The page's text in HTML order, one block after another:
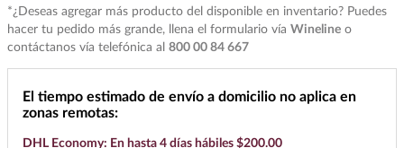
*¿Deseas agregar más producto del disponible en inventario? Puedes
hacer tu pedido más grande, llena el formulario vía Wineline o
contáctanos vía telefónica al 800 00 84 667
El tiempo estimado de envío a domicilio no aplica en
zonas remotas:
DHL Economy: En hasta 4 días hábiles $200.00
4.
ron
5.
mezcal
7.
buchanans